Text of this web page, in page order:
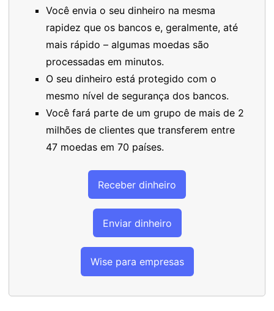
Você envia o seu dinheiro na mesma
rapidez que os bancos e, geralmente, até
mais rápido – algumas moedas são
processadas em minutos.
O seu dinheiro está protegido com o
mesmo nível de segurança dos bancos.
Você fará parte de um grupo de mais de 2
milhões de clientes que transferem entre
47 moedas em 70 países.
Receber dinheiro
Enviar dinheiro
Wise para empresas